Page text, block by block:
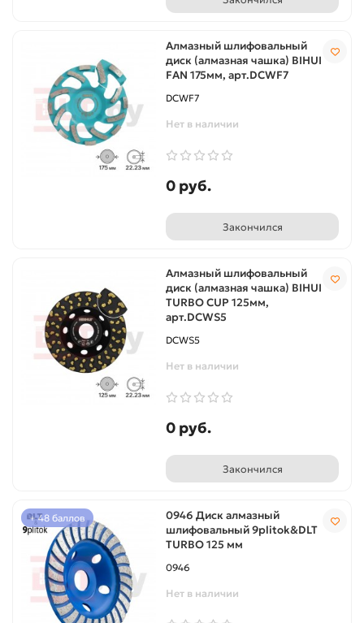
Алмазный шлифовальный
диск (алмазная чашка) BIHUI
FAN 175мм, арт.DCWF7
DCWF7
Нет в наличии
0 руб.
Закончился
Алмазный шлифовальный
диск (алмазная чашка) BIHUI
TURBO CUP 125мм,
арт.DCWS5
DCWS5
Нет в наличии
0 руб.
Закончился
+ 48 баллов
0946 Диск алмазный
шлифовальный 9plitok&DLT
TURBO 125 мм
0946
Нет в наличии